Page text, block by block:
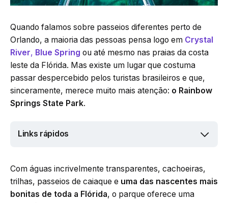
Quando falamos sobre passeios diferentes perto de
Orlando, a maioria das pessoas pensa logo em Crystal
River, Blue Spring ou até mesmo nas praias da costa
leste da Flórida. Mas existe um lugar que costuma
passar despercebido pelos turistas brasileiros e que,
sinceramente, merece muito mais atenção: o Rainbow
Springs State Park.
Links rápidos
Com águas incrivelmente transparentes, cachoeiras,
trilhas, passeios de caiaque e uma das nascentes mais
bonitas de toda a Flórida, o parque oferece uma